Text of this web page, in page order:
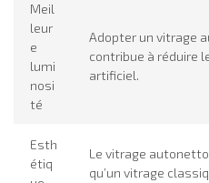
Meil
leur
e
lumi
nosi
té
Adopter un vitrage
contribue à réduire
artificiel.
Esth
étiq
Le vitrage
qu’un vitrage